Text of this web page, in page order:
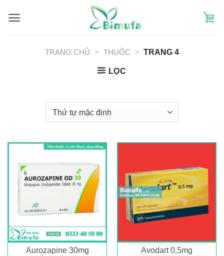
TRANG CHỦ > THUỐC > TRANG 4
LỌC
Aurozapine 30mg Avodart 0,5mg